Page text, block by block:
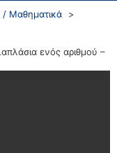
/ Μαθηματικά
ενός αριθμού –